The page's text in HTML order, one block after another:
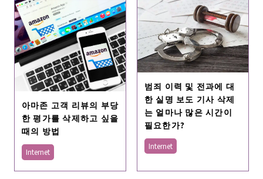
아마존 고객 리뷰의 부당
한 평가를 삭제하고 싶을
때의 방법
Internet
범죄 이력 및 전과에 대
한 실명 보도 기사 삭제
는 얼마나 많은 시간이
필요한가?
Internet